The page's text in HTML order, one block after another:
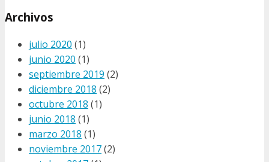
Archivos
julio 2020 (1)
junio 2020 (1)
septiembre 2019 (2)
diciembre 2018 (2)
octubre 2018 (1)
junio 2018 (1)
marzo 2018 (1)
noviembre 2017(2)